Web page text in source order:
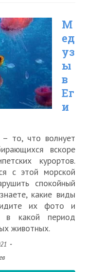
М
ед
уз
ы
в
Ег
и
то, что волнует
вскоре
курортов.
с этой морской
спокойный
какие виды
их фото и
в какой период
животных.